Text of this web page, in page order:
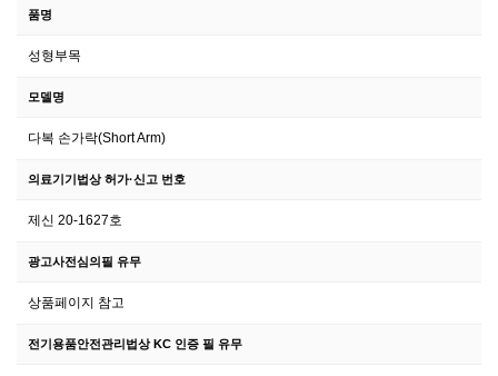
품명
성형부목
모델명
다복 손가락(Short Arm)
의료기기법상 허가·신고 번호
제신 20-1627호
광고사전심의필 유무
상품페이지 참고
전기용품안전관리법상 KC 인증 필 유무